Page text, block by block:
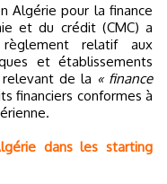
Algérie pour la finance
et du crédit (CMC) a
relatif aux
et établissements
relevant de la « finance
financiers conformes à
dans les starting